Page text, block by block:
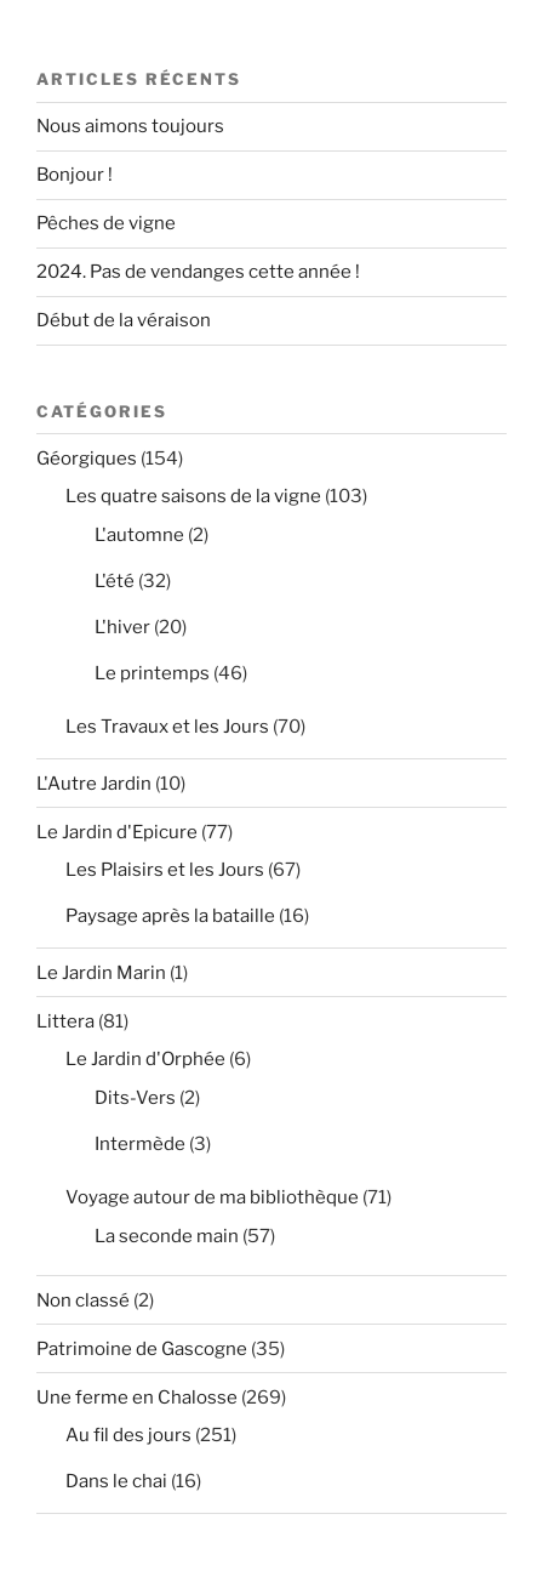
ARTICLES RÉCENTS
Nous aimons toujours
Bonjour !
Pêches de vigne
2024. Pas de vendanges cette année !
Début de la véraison
CATÉGORIES
Géorgiques (154)
Les quatre saisons de la vigne (103)
L'automne (2)
L'été (32)
L'hiver (20)
Le printemps (46)
Les Travaux et les Jours (70)
L'Autre Jardin (10)
Le Jardin d'Epicure (77)
Les Plaisirs et les Jours (67)
Paysage après la bataille (16)
Le Jardin Marin (1)
Littera (81)
Le Jardin d'Orphée (6)
Dits-Vers (2)
Intermède (3)
Voyage autour de ma bibliothèque (71)
La seconde main (57)
Non classé (2)
Patrimoine de Gascogne (35)
Une ferme en Chalosse (269)
Au fil des jours (251)
Dans le chai (16)